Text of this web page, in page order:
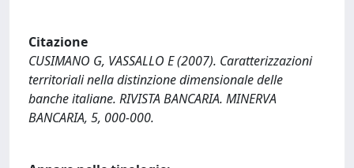
Citazione
CUSIMANO G, VASSALLO E (2007). Caratterizzazioni
territoriali nella distinzione dimensionale delle
banche italiane. RIVISTA BANCARIA. MINERVA
BANCARIA, 5, 000-000.